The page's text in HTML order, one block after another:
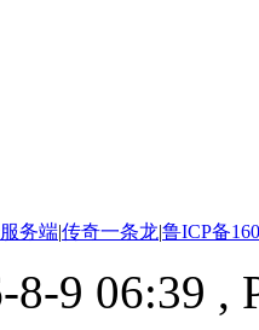
务端|传奇一条龙|鲁ICP备
8-9 06:39 ,